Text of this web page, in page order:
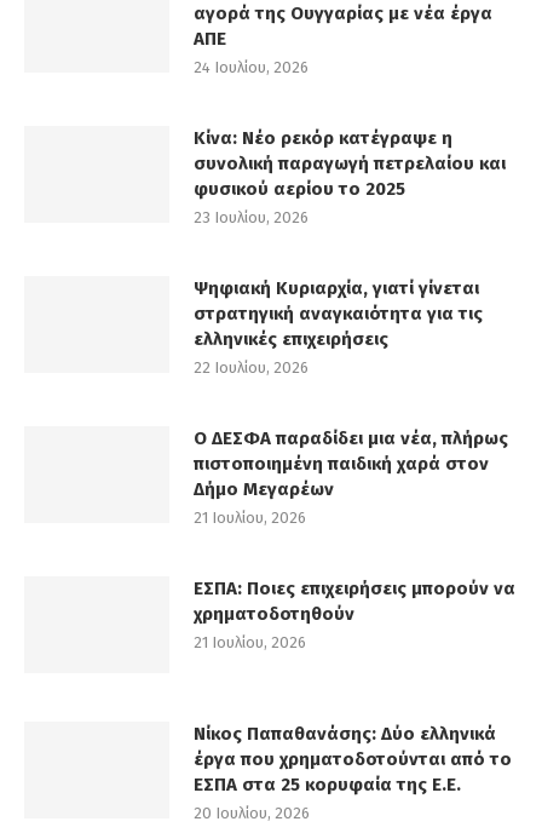
αγορά της Ουγγαρίας με νέα έργα
ΑΠΕ
24 Ιουλίου, 2026
Κίνα: Νέο ρεκόρ κατέγραψε η
συνολική παραγωγή πετρελαίου και
φυσικού αερίου το 2025
23 Ιουλίου, 2026
Ψηφιακή Κυριαρχία, γιατί γίνεται
στρατηγική αναγκαιότητα για τις
ελληνικές επιχειρήσεις
22 Ιουλίου, 2026
Ο ΔΕΣΦΑ παραδίδει μια νέα, πλήρως
πιστοποιημένη παιδική χαρά στον
Δήμο Μεγαρέων
21 Ιουλίου, 2026
ΕΣΠΑ: Ποιες επιχειρήσεις μπορούν να
χρηματοδοτηθούν
21 Ιουλίου, 2026
Νίκος Παπαθανάσης: Δύο ελληνικά
έργα που χρηματοδοτούνται από το
ΕΣΠΑ στα 25 κορυφαία της Ε.Ε.
20 Ιουλίου, 2026